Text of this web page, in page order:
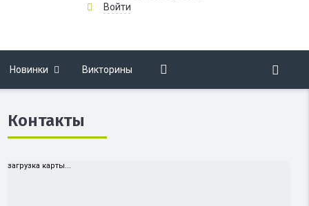
Войти
Новинки Викторины
Контакты
загрузка карты...